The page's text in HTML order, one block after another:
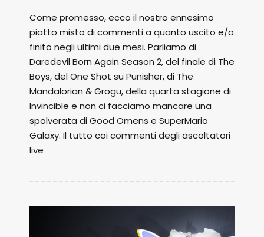
Come promesso, ecco il nostro ennesimo
piatto misto di commenti a quanto uscito e/o
finito negli ultimi due mesi. Parliamo di
Daredevil Born Again Season 2, del finale di The
Boys, del One Shot su Punisher, di The
Mandalorian & Grogu, della quarta stagione di
Invincible e non ci facciamo mancare una
spolverata di Good Omens e SuperMario
Galaxy. Il tutto coi commenti degli ascoltatori
live